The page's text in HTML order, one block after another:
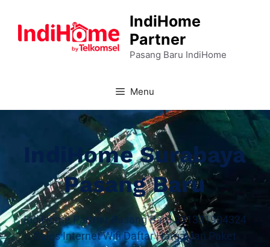
IndiHome
Partner
Pasang Baru IndiHome
Menu
IndiHome Surabaya
Pasang Baru
IndiHome Partner Pasang Baru 081331904324
Sales Internet Wifi Daftar Harga dan Paket